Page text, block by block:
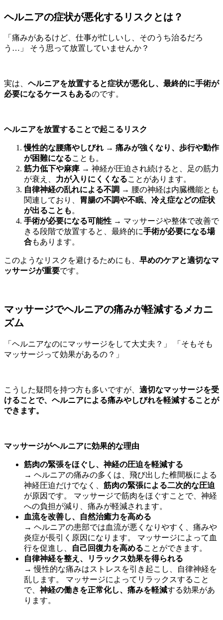
ヘルニアの症状が悪化するリスクとは？
「痛みがあるけど、仕事が忙しいし、そのうち治るだろ
う…」 そう思って放置していませんか？
実は、 ヘルニアを放置すると症状が悪化し、最終的に手術が
必要になるケースもあるのです。
ヘルニアを放置することで起こるリスク
慢性的な腰痛やしびれ → 痛みが強くなり、歩行や動作
が困難になることも。
筋力低下や麻痺 → 神経が圧迫され続けると、足の筋力
が衰え、 力が入りにくくなることがあります。
自律神経の乱れによる不調 → 腰の神経は内臓機能とも
関連しており、
胃腸の不調や不眠、冷え症などの症状
が出ることも。
手術が必要になる可能性 → マッサージや整体で改善で
きる段階で放置すると、最終的に手術が必要になる場
合もあります。
このようなリスクを避けるためにも、 早めのケアと適切なマ
ッサージが重要です。
マッサージでヘルニアの痛みが軽減するメカニ
ズム
「ヘルニアなのにマッサージをして大丈夫？」 「そもそも
マッサージって効果があるの？」
こうした疑問を持つ方も多いですが、 適切なマッサージを受
けることで、ヘルニアによる痛みやしびれを軽減することが
できます。
マッサージがヘルニアに効果的な理由
筋肉の緊張をほぐし、神経の圧迫を軽減する
→ ヘルニアの痛みの多くは、飛び出した椎間板による
神経圧迫だけでなく、 筋肉の緊張による二次的な圧迫
が原因です。 マッサージで筋肉をほぐすことで、神経
への負担が減り、痛みが軽減されます。
血流を改善し、自然治癒力を高める
→ ヘルニアの患部では血流が悪くなりやすく、痛みや
炎症が長引く原因になります。 マッサージによって血
行を促進し、
自己回復力を高めることができます。
自律神経を整え、リラックス効果を得られる
→ 慢性的な痛みはストレスを引き起こし、自律神経を
乱します。 マッサージによってリラックスすること
で、神経の働きを正常化し、痛みを軽減する効果があ
ります。